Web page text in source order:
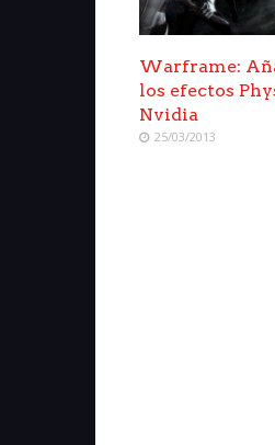
Warframe:
los efectos
Nvidia
25/03/2013